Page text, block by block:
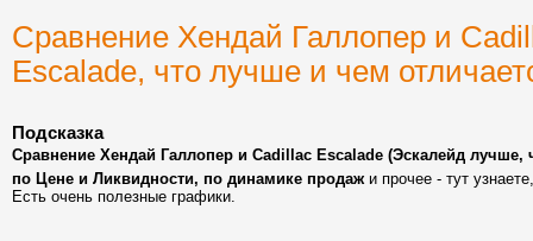
Сравнение Хендай Галлопер и
Escalade, что лучше и чем
Подсказка
Сравнение Хендай Галлопер и Cadillac Escalade (Эскалейд лучше,
по Цене и Ликвидности, по динамике продажи прочее - тут
Есть очень полезные графики.